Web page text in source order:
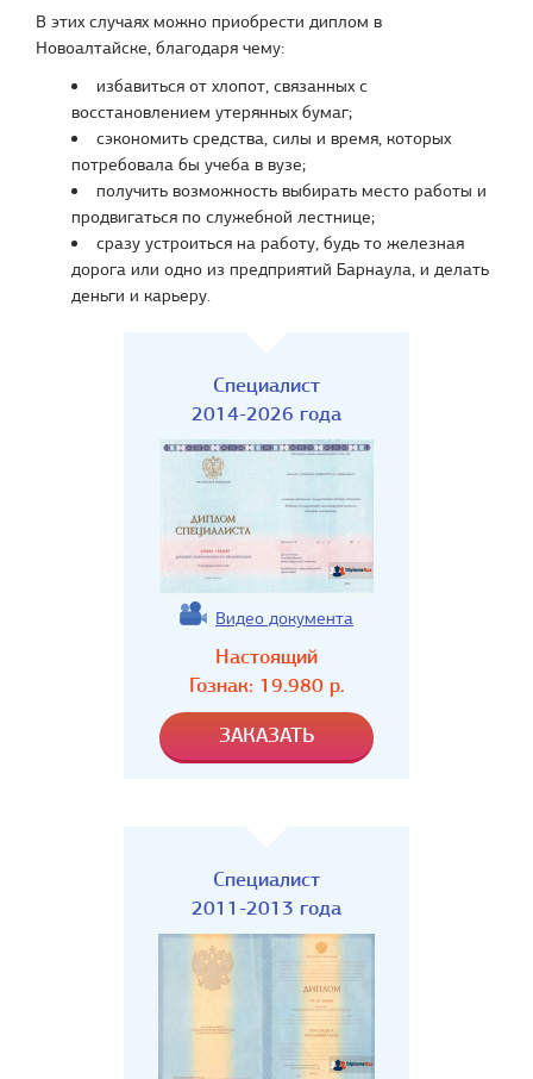
В этих случаях можно приобрести диплом в
Новоалтайске, благодаря чему:
избавиться от хлопот, связанных с
восстановлением утерянных бумаг;
сэкономить средства, силы и время, которых
потребовала бы учеба в вузе;
получить возможность выбирать место работы и
продвигаться по служебной лестнице;
сразу устроиться на работу, будь то железная
дорога или одно из предприятий Барнаула, и делать
деньги и карьеру.
Специалист
2014-2026 года
Видео документа
Настоящий
Гознак: 19.980р.
Специалист
2011-2013 года